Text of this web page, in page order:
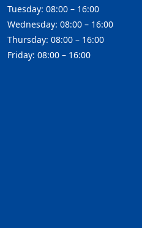
Tuesday: 08:00 – 16:00
Wednesday: 08:00 – 16:00
Thursday: 08:00 – 16:00
Friday: 08:00 – 16:00